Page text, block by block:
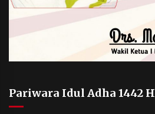
Pariwara Idul Adha 1442 H